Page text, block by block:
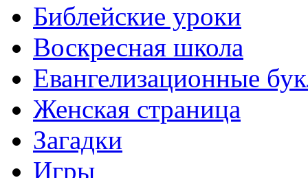
Библейские уроки
Воскресная школа
Евангелизационные
Женская страница
Загадки
Игры